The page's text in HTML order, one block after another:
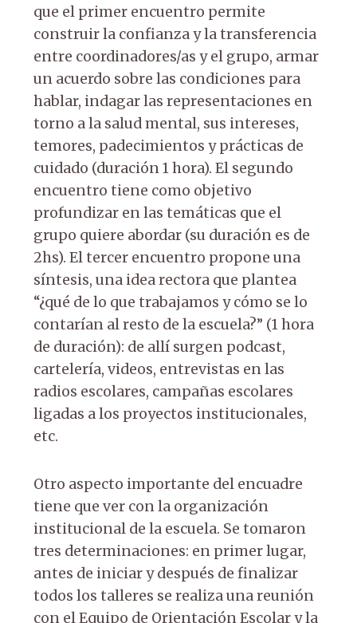
que el primer encuentro permite
construir la confianza y la transferencia
entre coordinadores/as y el grupo, armar
un acuerdo sobre las condiciones para
hablar, indagar las representaciones en
torno a la salud mental, sus intereses,
temores, padecimientos y prácticas de
cuidado (duración 1 hora). El segundo
encuentro tiene como objetivo
profundizar en las temáticas que el
grupo quiere abordar (su duración es de
2hs). El tercer encuentro propone una
síntesis, una idea rectora que plantea
“¿qué de lo que trabajamos y cómo se lo
contarían al resto de la escuela?” (1 hora
de duración): de allí surgen podcast,
cartelería, videos, entrevistas en las
radios escolares, campañas escolares
ligadas a los proyectos institucionales,
etc.
Otro aspecto importante del encuadre
tiene que ver con la organización
institucional de la escuela. Se tomaron
tres determinaciones: en primer lugar,
antes de iniciar y después de finalizar
todos los talleres se realiza una reunión
con el Equipo de Orientación Escolar y la